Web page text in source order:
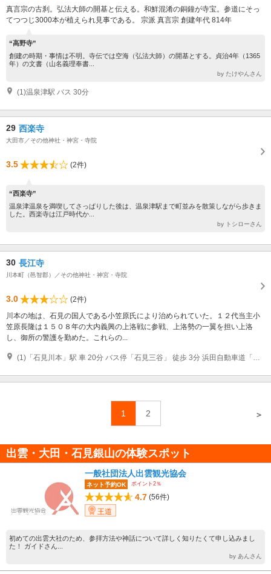
真言宗の古刹。弘法大師の開基と伝える。和鮮混淆の銅鐘が寺宝。参道にそっ
てつつじ3000本が植えられ見事である。 宗派 真言宗 創建年代 814年
“高野寺”
創建の時期・事情は不明。寺伝では空海（弘法大師）の開基とする。貞治4年（1365
年）の文書（山名義理奉書...
by たけやんさん
(1)温泉津駅 バス 30分
29 西楽寺
大田市／その他神社・神宮・寺院
3.5 (2件)
“西楽寺”
温泉津温泉を満喫してさっぱりした後は、温泉津駅まで町並みを散策しながら歩きま
した。西楽寺は江戸時代か...
by トシローさん
30 長江寺
川本町（邑智郡）／その他神社・神宮・寺院
3.0
(2件)
川本の地は、石見の国人である小笠原氏により治められていた。１２代当主小
笠原長隆は１５０８年の大内義興の上洛戦に参戦、上洛勢の一翼を担い上洛
し、御所の警護を勤めた。これらの...
(1)「石見川本」駅 車 20分 バス停「石見三谷」 徒歩 3分 浜田自動車道「瑞穂IC」 車 40分 湯谷温泉「弥山荘」 徒歩 1分
1 2 ＞
出雲・大田・石見銀山の体験スポット
一般社団法人出雲観光協会
ネット予約OK ポイント2％
4.7 (56件)
王道
初めての出雲大社のため、参拝方法や神話について詳しく知りたくて申し込みまし
た！ ガイドさん...
by あんさん